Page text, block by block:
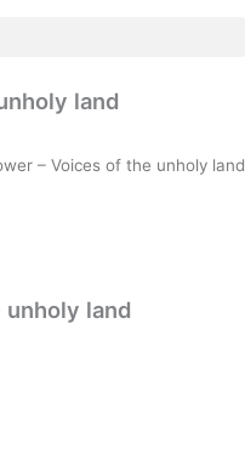
land
– Voices of the unholy land
land